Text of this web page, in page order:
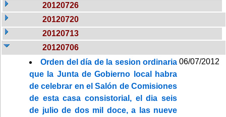
20120726
20120720
20120713
20120706
Orden del día de la sesion ordinaria
que la Junta de Gobierno local habra
de celebrar en el Salón de Comisiones
de esta casa consistorial, el dia seis
de julio de dos mil doce, a las nueve
06/07/2012